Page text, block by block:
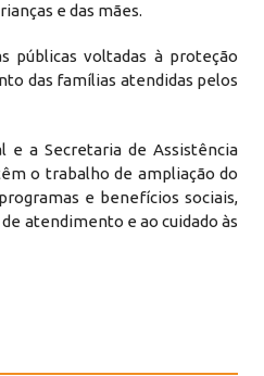
e das mães.
públicas voltadas à proteção
das famílias atendidas pelos
e a Secretaria de Assistência
o trabalho de ampliação do
e benefícios sociais,
atendimento e ao cuidado às